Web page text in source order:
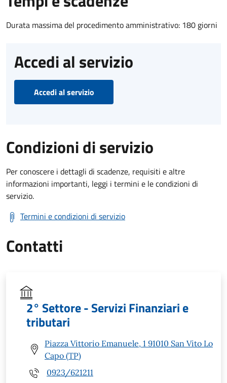
Durata massima del procedimento amministrativo: 180 giorni
Accedi al servizio
Accedi al servizio
Condizioni di servizio
Per conoscere i dettagli di scadenze, requisiti e altre
informazioni importanti, leggi i termini e le condizioni di
servizio.
Termini e condizioni di servizio
Contatti
2° Settore - Servizi Finanziari e
tributari
Piazza Vittorio Emanuele, 1 91010 San Vito Lo
Capo (TP)
0923/621211